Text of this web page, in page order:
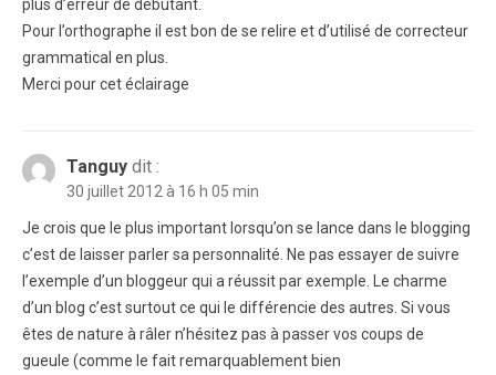
plus d’erreur de débutant.
Pour l’orthographe il est bon de se relire et d’utilisé de correcteur
grammatical en plus.
Merci pour cet éclairage
Tanguy dit :
30 juillet 2012 à 16 h 05 min
Je crois que le plus important lorsqu’on se lance dans le blogging
c’est de laisser parler sa personnalité. Ne pas essayer de suivre
l’exemple d’un bloggeur qui a réussit par exemple. Le charme
d’un blog c’est surtout ce qui le différencie des autres. Si vous
êtes de nature à râler n’hésitez pas à passer vos coups de
gueule (comme le fait remarquablement bien